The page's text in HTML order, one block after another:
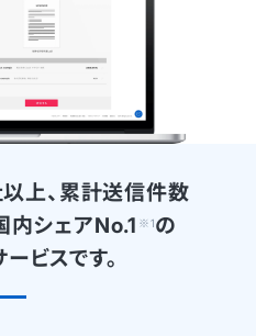
上、累計送信件数
内シェアNo.1 ※1の
ビスです。